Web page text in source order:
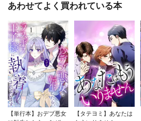
あわせてよく買われている本
【単行本】おデブ悪女
【タテヨミ】あなたは